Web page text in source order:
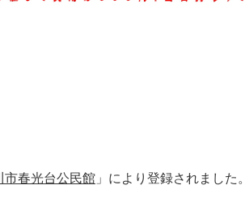
市春光台公民館 」により登録されました。